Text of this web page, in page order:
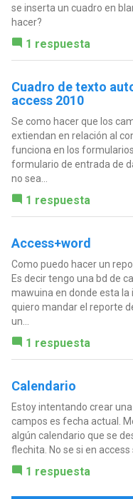
se inserta un cuadro en
hacer?
1 respuesta
Cuadro de texto
access 2010
Se como hacer que los
extiendan en relación al
funciona en los
formulario de entrada de
no sea...
1 respuesta
Access+word
Como puedo hacer un
Es decir tengo una bd de
mawuina en donde esta
quiero mandar el reporte
un...
1 respuesta
Calendario
Estoy intentando crear
campos es fecha actual.
algún calendario que se
flechita. No se si en access
1 respuesta